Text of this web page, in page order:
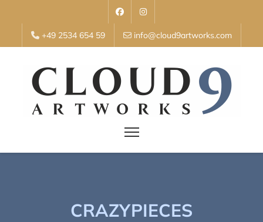
+49 2534 654 59 info@cloud9artworks.com
CRAZYPIECES